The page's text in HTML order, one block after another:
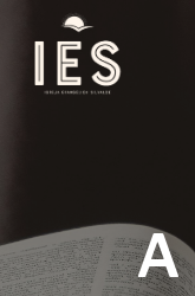
content
A